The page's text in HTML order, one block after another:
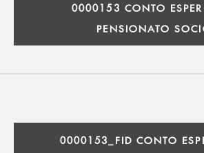
0000153 CONTO
PENSIONATO
0000153_FID CONTO